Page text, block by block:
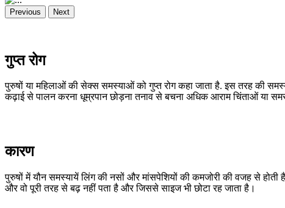
Previous Next
गुप्त रोग
पुरुषों या महिलाओं की सेक्स समस्याओं को गुप्त रोग कहा जाता है. इस तरह की
कढ़ाई से पालन करना धूम्रपान छोड़ना तनाव से बचना अधिक आराम चिंताओं
कारण
पुरुषों में यौन समस्यायें लिंग की नसों और मांसपेशियों की कमजोरी की वजह से
और वो पूरी तरह से बढ़ नहीं पता है और जिससे साइज भी छोटा रह जाता है।